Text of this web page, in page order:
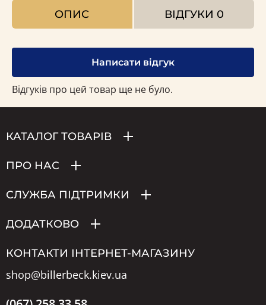
ОПИС ВІДГУКИ 0
Написати відгук
Відгуків про цей товар ще не було.
КАТАЛОГ ТОВАРІВ
ПРО НАС
СЛУЖБА ПІДТРИМКИ
ДОДАТКОВО
КОНТАКТИ ІНТЕРНЕТ-МАГАЗИНУ
shop@billerbeck.kiev.ua